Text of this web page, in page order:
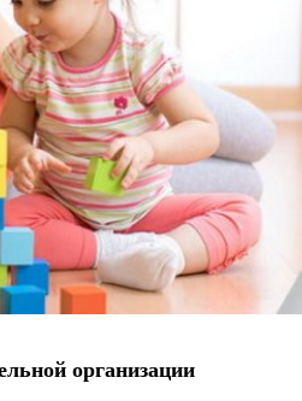
организации